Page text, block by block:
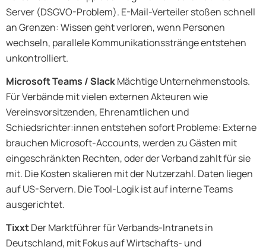
Server (DSGVO-Problem). E-Mail-Verteiler stoßen schnell
an Grenzen: Wissen geht verloren, wenn Personen
wechseln, parallele Kommunikationsstränge entstehen
unkontrolliert.
Microsoft Teams / SlackMächtige Unternehmenstools.
Für Verbände mit vielen externen Akteuren wie
Vereinsvorsitzenden, Ehrenamtlichen und
Schiedsrichter:innen entstehen sofort Probleme: Externe
brauchen Microsoft-Accounts, werden zu Gästen mit
eingeschränkten Rechten, oder der Verband zahlt für sie
mit. Die Kosten skalieren mit der Nutzerzahl. Daten liegen
auf US-Servern. Die Tool-Logik ist auf interne Teams
ausgerichtet.
TixxtDer Marktführer für Verbands-Intranets in
Deutschland, mit Fokus auf Wirtschafts- und